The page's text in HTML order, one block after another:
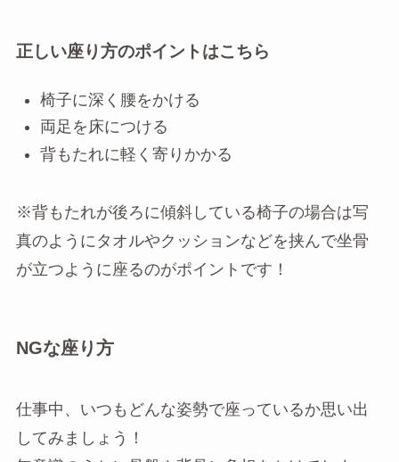
正しい座り方のポイントはこちら
椅子に深く腰をかける
両足を床につける
背もたれに軽く寄りかかる
※背もたれが後ろに傾斜している椅子の場合は写
真のようにタオルやクッションなどを挟んで坐骨
が立つように座るのがポイントです！
NGな座り方
仕事中、いつもどんな姿勢で座っているか思い出
してみましょう！